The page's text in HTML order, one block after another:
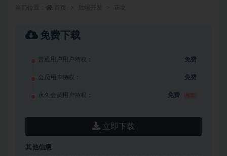
免费下载
普通用户用户特权： 免费
会员用户特权： 免费
永久会员用户特权： 免费
立即下载
其他信息